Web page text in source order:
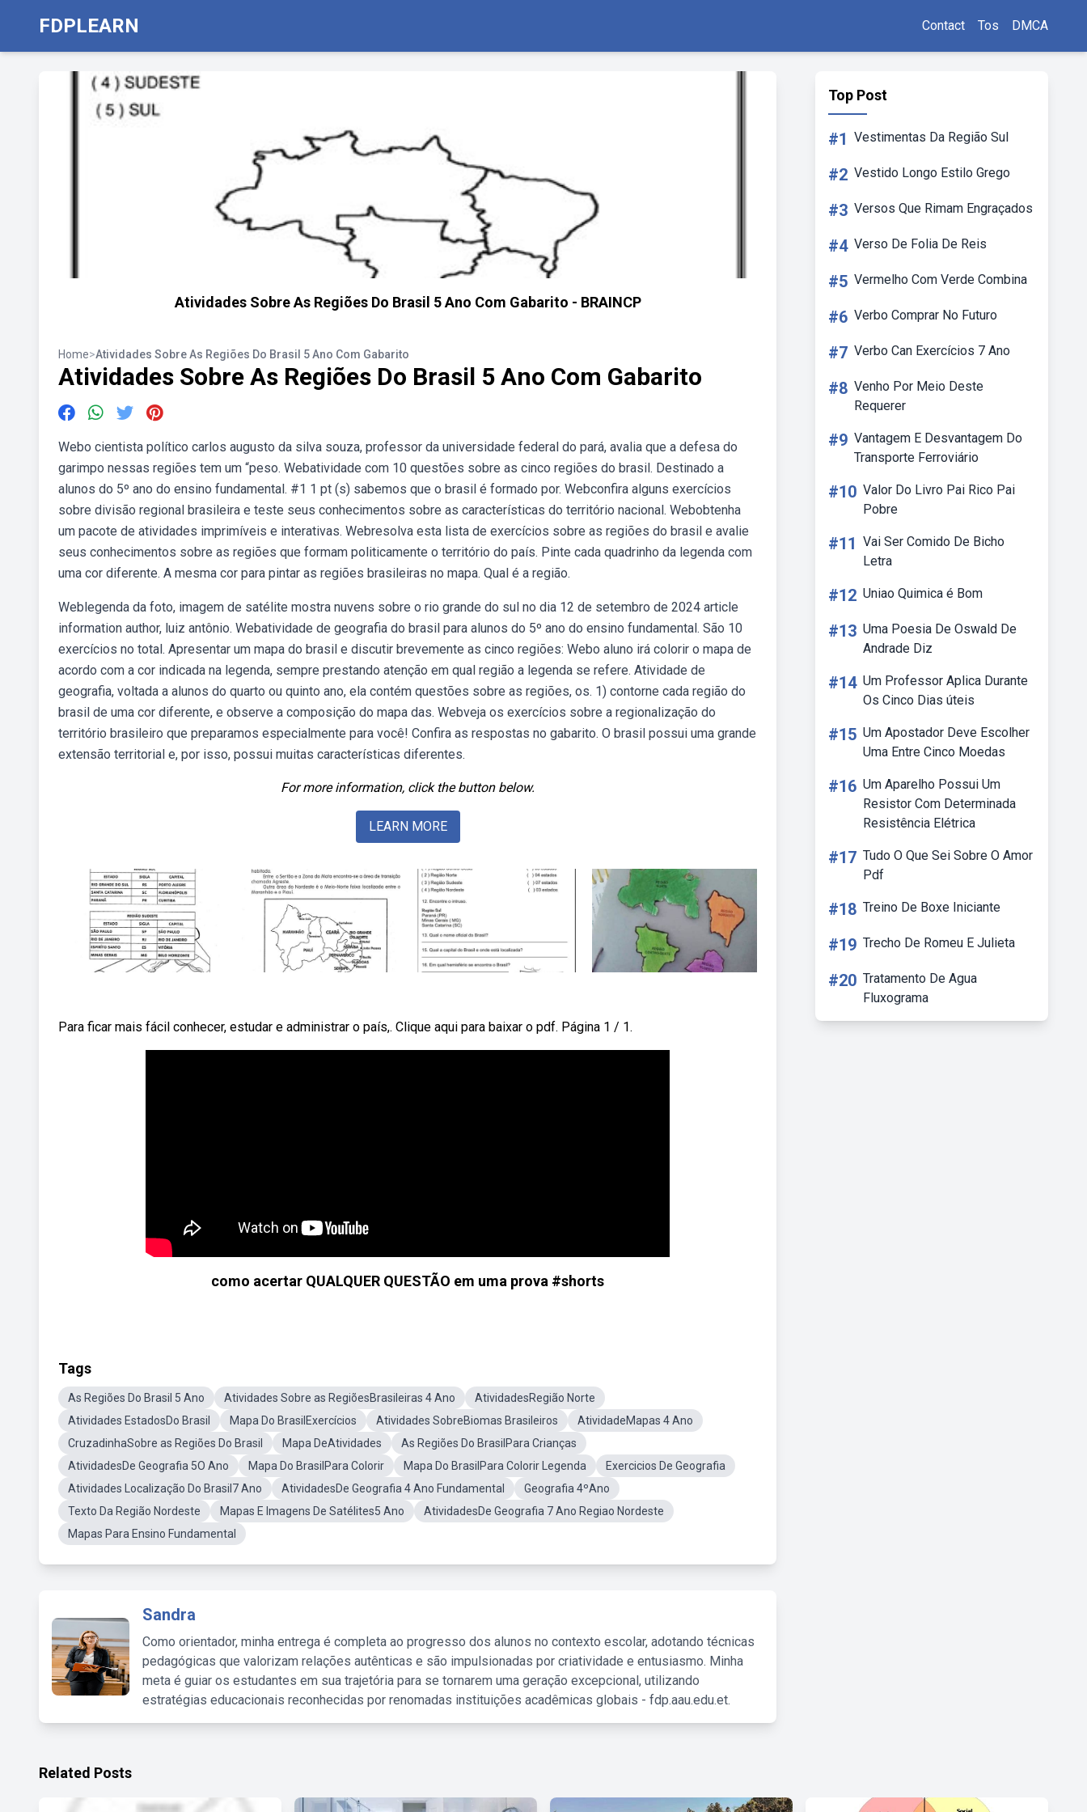
FDPLEARN Contact Tos DMCA
Atividades Sobre As Regiões Do Brasil 5 Ano Com Gabarito - BRAINCP
Home>Atividades Sobre As Regiões Do Brasil 5 Ano Com Gabarito
Atividades Sobre As Regiões Do Brasil 5 Ano Com Gabarito
Webo cientista político carlos augusto da silva souza, professor da universidade federal do pará, avalia que a defesa do
garimpo nessas regiões tem um “peso. Webatividade com 10 questões sobre as cinco regiões do brasil. Destinado a
alunos do 5º ano do ensino fundamental. #1 1 pt (s) sabemos que o brasil é formado por. Webconfira alguns exercícios
sobre divisão regional brasileira e teste seus conhecimentos sobre as características do território nacional. Webobtenha
um pacote de atividades imprimíveis e interativas. Webresolva esta lista de exercícios sobre as regiões do brasil e avalie
seus conhecimentos sobre as regiões que formam politicamente o território do país. Pinte cada quadrinho da legenda com
uma cor diferente. A mesma cor para pintar as regiões brasileiras no mapa. Qual é a região.
Weblegenda da foto, imagem de satélite mostra nuvens sobre o rio grande do sul no dia 12 de setembro de 2024 article
information author, luiz antônio. Webatividade de geografia do brasil para alunos do 5º ano do ensino fundamental. São 10
exercícios no total. Apresentar um mapa do brasil e discutir brevemente as cinco regiões: Webo aluno irá colorir o mapa de
acordo com a cor indicada na legenda, sempre prestando atenção em qual região a legenda se refere. Atividade de
geografia, voltada a alunos do quarto ou quinto ano, ela contém questões sobre as regiões, os. 1) contorne cada região do
brasil de uma cor diferente, e observe a composição do mapa das. Webveja os exercícios sobre a regionalização do
território brasileiro que preparamos especialmente para você! Confira as respostas no gabarito. O brasil possui uma grande
extensão territorial e, por isso, possui muitas características diferentes.
For more information, click the button below.
LEARN MORE
Para ficar mais fácil conhecer, estudar e administrar o país,. Clique aqui para baixar o pdf. Página 1 / 1.
como acertar QUALQUER QUESTÃO em uma prova #shorts
Tags
As Regiões Do Brasil 5 Ano Atividades Sobre as RegiõesBrasileiras 4 Ano
AtividadesRegião Norte
Atividades EstadosDo Brasil
Mapa Do BrasilExercícios Atividades SobreBiomas Brasileiros
AtividadeMapas 4 Ano
CruzadinhaSobre as Regiões Do Brasil
Mapa DeAtividades
As Regiões Do BrasilPara Crianças
AtividadesDe Geografia 5O Ano
Mapa Do BrasilPara Colorir Mapa Do BrasilPara Colorir Legenda
Exercicios De Geografia
Atividades Localização Do Brasil7 Ano
AtividadesDe Geografia 4 Ano Fundamental
Geografia 4ºAno
Texto Da Região Nordeste
Mapas E Imagens De Satélites5 Ano
AtividadesDe Geografia 7 Ano Regiao Nordeste
Mapas Para Ensino Fundamental
Sandra
Como orientador, minha entrega é completa ao progresso dos alunos no contexto escolar, adotando técnicas
pedagógicas que valorizam relações autênticas e são impulsionadas por criatividade e entusiasmo. Minha
meta é guiar os estudantes em sua trajetória para se tornarem uma geração excepcional, utilizando
estratégias educacionais reconhecidas por renomadas instituições acadêmicas globais - fdp.aau.edu.et.
Top Post
#1 Vestimentas Da Região Sul
#2 Vestido Longo Estilo Grego
#3 Versos Que Rimam Engraçados
#4 Verso De Folia De Reis
#5 Vermelho Com Verde Combina
#6 Verbo Comprar No Futuro
#7 Verbo Can Exercícios 7 Ano
#8 Venho Por Meio Deste
Requerer
#9 Vantagem E Desvantagem Do
Transporte Ferroviário
#10 Valor Do Livro Pai Rico Pai
Pobre
#11 Vai Ser Comido De Bicho
Letra
#12 Uniao Quimica é Bom
#13 Uma Poesia De Oswald De
Andrade Diz
#14 Um Professor Aplica Durante
Os Cinco Dias úteis
#15 Um Apostador Deve Escolher
Uma Entre Cinco Moedas
#16 Um Aparelho Possui Um
Resistor Com Determinada
Resistência Elétrica
#17 Tudo O Que Sei Sobre O Amor
Pdf
#18 Treino De Boxe Iniciante
#19 Trecho De Romeu E Julieta
#20 Tratamento De Agua
Fluxograma
Related Posts